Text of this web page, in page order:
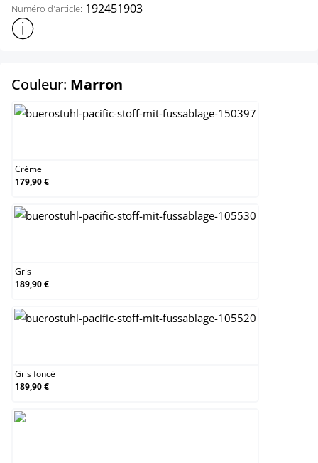
Numéro d'article: 192451903
Afficher plus d'informations sur le produit
Couleur: Marron
Crème
179,90 €
Gris
189,90 €
Gris foncé
189,90 €